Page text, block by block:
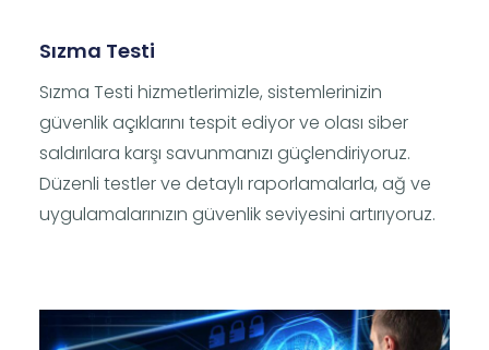
Sızma Testi
Sızma Testi hizmetlerimizle, sistemlerinizin
güvenlik açıklarını tespit ediyor ve olası siber
saldırılara karşı savunmanızı güçlendiriyoruz.
Düzenli testler ve detaylı raporlamalarla, ağ ve
uygulamalarınızın güvenlik seviyesini artırıyoruz.